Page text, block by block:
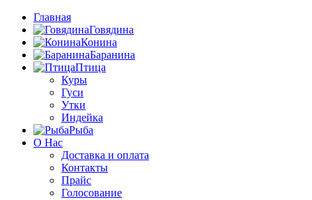
Главная
Говядина
Конина
Баранина
Птица
Куры
Гуси
Утки
Индейка
Рыба
О Нас
Доставка и оплата
Контакты
Прайс
Голосование